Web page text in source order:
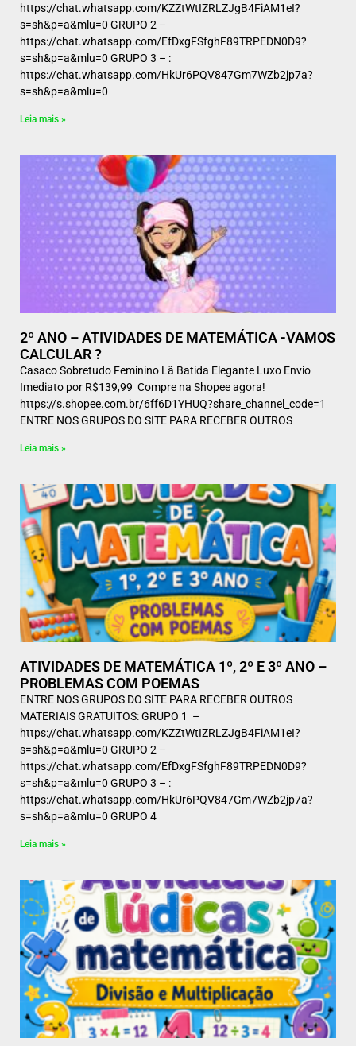
https://chat.whatsapp.com/KZZtWtIZRLZJgB4FiAM1eI?
s=sh&p=a&mlu=0 GRUPO 2 –
https://chat.whatsapp.com/EfDxgFSfghF89TRPEDN0D9?
s=sh&p=a&mlu=0 GRUPO 3 – :
https://chat.whatsapp.com/HkUr6PQV847Gm7WZb2jp7a?
s=sh&p=a&mlu=0
Leia mais »
2º ANO – ATIVIDADES DE MATEMÁTICA -VAMOS
CALCULAR ?
Casaco Sobretudo Feminino Lã Batida Elegante Luxo Envio
Imediato por R$139,99 Compre na Shopee agora!
https://s.shopee.com.br/6ff6D1YHUQ?share_channel_code=1
ENTRE NOS GRUPOS DO SITE PARA RECEBER OUTROS
Leia mais »
ATIVIDADES DE MATEMÁTICA 1º, 2º E 3º ANO –
PROBLEMAS COM POEMAS
ENTRE NOS GRUPOS DO SITE PARA RECEBER OUTROS
MATERIAIS GRATUITOS: GRUPO 1 –
https://chat.whatsapp.com/KZZtWtIZRLZJgB4FiAM1eI?
s=sh&p=a&mlu=0 GRUPO 2 –
https://chat.whatsapp.com/EfDxgFSfghF89TRPEDN0D9?
s=sh&p=a&mlu=0 GRUPO 3 – :
https://chat.whatsapp.com/HkUr6PQV847Gm7WZb2jp7a?
s=sh&p=a&mlu=0 GRUPO 4
Leia mais »